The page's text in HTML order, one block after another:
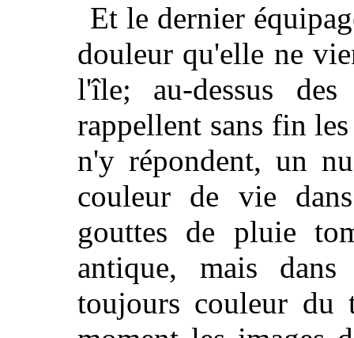
Et le dernier
douleur qu'elle ne
l'île; au-dessus
rappellent sans fin
n'y répondent, un
couleur de vie
gouttes de pluie
antique, mais
toujours couleur